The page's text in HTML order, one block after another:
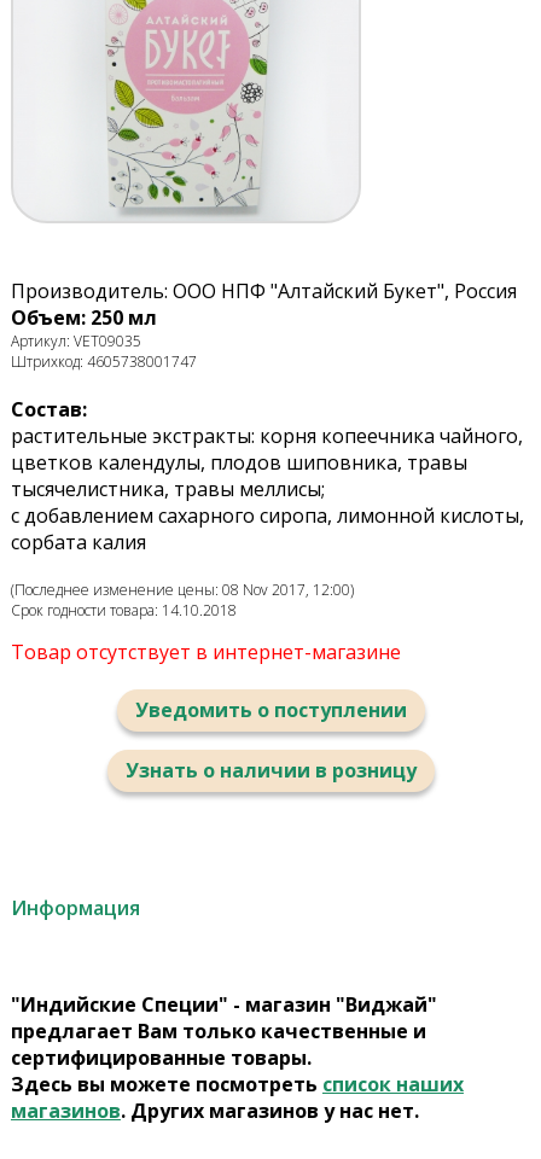
Производитель: ООО НПФ "Алтайский Букет", Россия
Объем: 250 мл
Артикул: VET09035
Штрихкод: 4605738001747
Состав:
растительные экстракты: корня копеечника чайного,
цветков календулы, плодов шиповника, травы
тысячелистника, травы меллисы;
с добавлением сахарного сиропа, лимонной кислоты,
сорбата калия
(Последнее изменение цены: 08 Nov 2017, 12:00)
Срок годности товара: 14.10.2018
Товар отсутствует в интернет-магазине
Уведомить о поступлении
Узнать о наличии в розницу
Информация
"Индийские Специи" - магазин "Виджай"
предлагает Вам только качественные и
сертифицированные товары.
Здесь вы можете посмотреть список наших
магазинов. Других магазинов у нас нет.